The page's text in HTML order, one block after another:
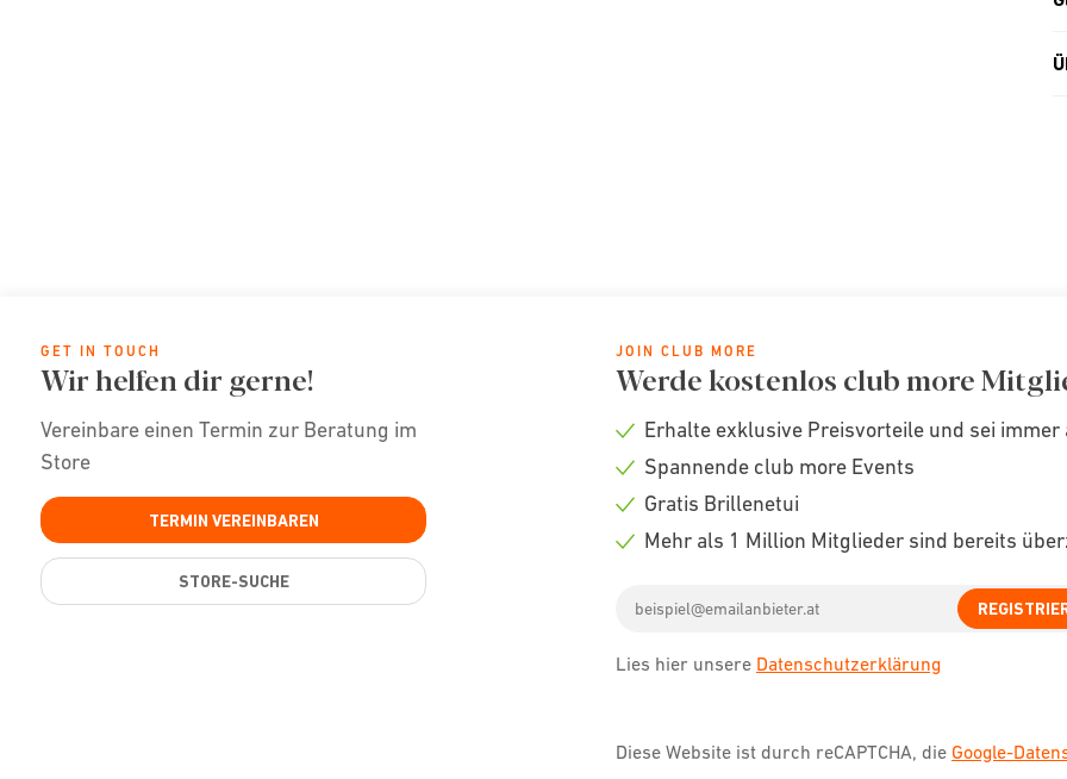
GET IN TOUCH
Wir helfen dir gerne!
Vereinbare einen Termin zur Beratung im
Store
TERMIN VEREINBAREN
STORE-SUCHE
JOIN CLUB MORE
Werde kostenlos club more
Check
Erhalte exklusive Preisvorteile und sei
Check
Spannende club more Events
Check
Gratis Brillenetui
Mehr als 1 Million Mitglieder sind bereits
address
Lies hier unsere Datenschutzerklärung
Diese Website ist durch reCAPTCHA, die Google-